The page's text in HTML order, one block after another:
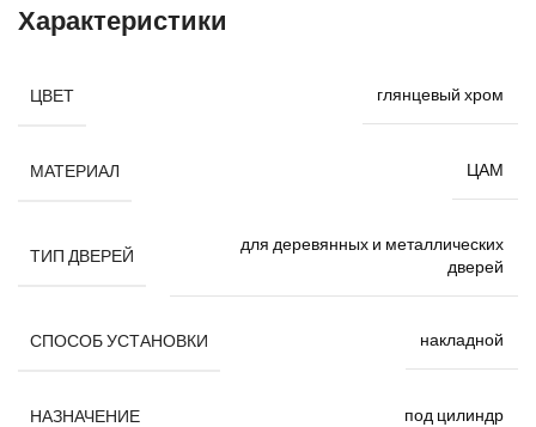
Характеристики
ЦВЕТ глянцевый хром
МАТЕРИАЛ ЦАМ
ТИП ДВЕРЕЙ
для деревянных и металлических
дверей
СПОСОБ УСТАНОВКИ накладной
НАЗНАЧЕНИЕ под цилиндр